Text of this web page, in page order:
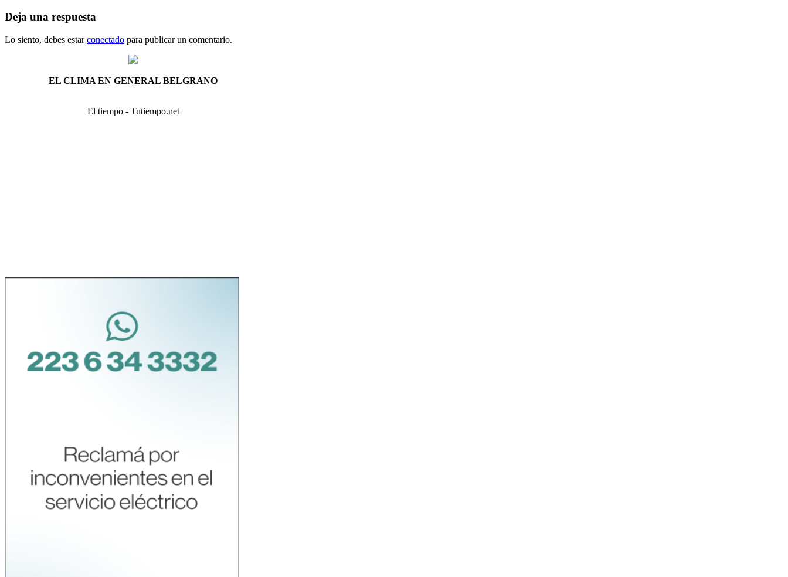
Deja una respuesta
Lo siento, debes estarconectado para publicar un comentario.
EL CLIMA EN GENERAL BELGRANO
El tiempo - Tutiempo.net